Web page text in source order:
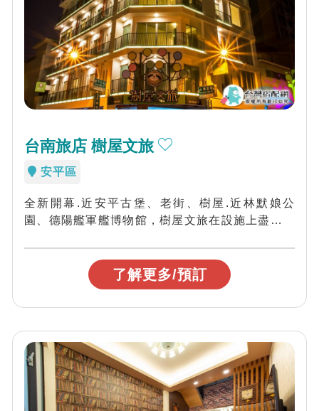
台南旅店 樹屋文旅
安平區
全新開幕.近安平古堡、老街、樹屋.近林默娘公
園、德陽艦軍艦博物館，樹屋文旅在設施上盡量從
了解更多/預訂